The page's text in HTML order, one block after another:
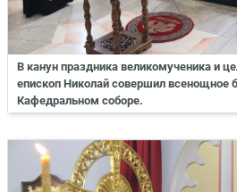
В канун праздника великомученика и
епископ Николай совершил всенощное
Кафедральном соборе.